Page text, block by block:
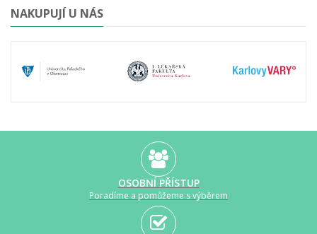
NAKUPUJÍ U NÁS
OSOBNÍ PŘÍSTUP
Poradíme a pomůžeme s výběrem